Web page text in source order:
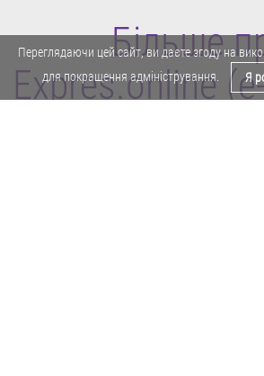
Більше
Expres.online
Переглядаючи цей сайт, ви даєте згоду на
для покращення адміністрування.
Я